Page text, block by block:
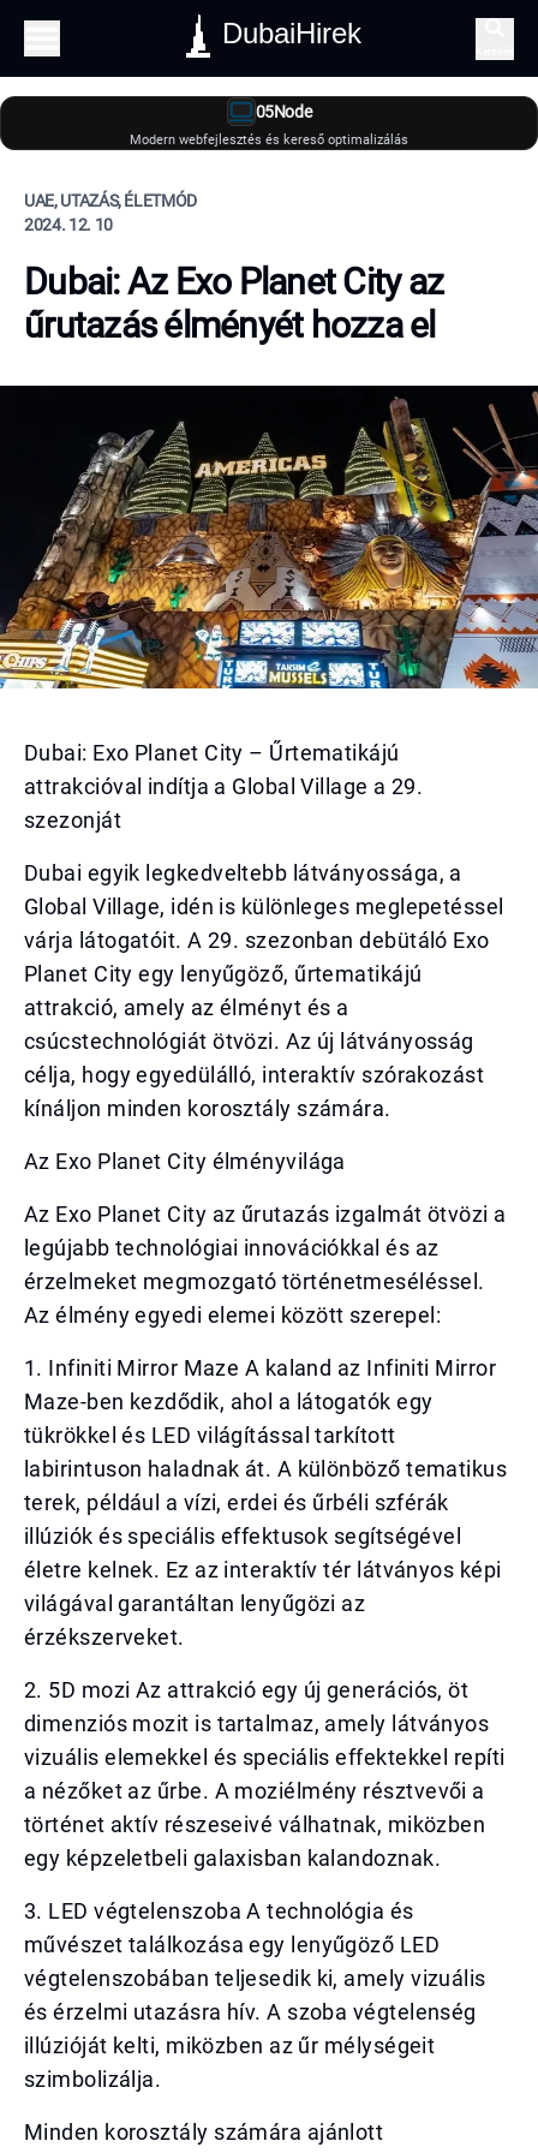
DubaiHirek
05Node
Modern webfejlesztés és kereső optimalizálás
UAE, UTAZÁS, ÉLETMÓD
2024. 12. 10
Dubai: Az Exo Planet City az
űrutazás élményét hozza el
Dubai: Exo Planet City – Űrtematikájú
attrakcióval indítja a Global Village a 29.
szezonját
Dubai egyik legkedveltebb látványossága, a
Global Village, idén is különleges meglepetéssel
várja látogatóit. A 29. szezonban debütáló Exo
Planet City egy lenyűgöző, űrtematikájú
attrakció, amely az élményt és a
csúcstechnológiát ötvözi. Az új látványosság
célja, hogy egyedülálló, interaktív szórakozást
kínáljon minden korosztály számára.
Az Exo Planet City élményvilága
Az Exo Planet City az űrutazás izgalmát ötvözi a
legújabb technológiai innovációkkal és az
érzelmeket megmozgató történetmeséléssel.
Az élmény egyedi elemei között szerepel:
1. Infiniti Mirror Maze A kaland az Infiniti Mirror
Maze-ben kezdődik, ahol a látogatók egy
tükrökkel és LED világítással tarkított
labirintuson haladnak át. A különböző tematikus
terek, például a vízi, erdei és űrbéli szférák
illúziók és speciális effektusok segítségével
életre kelnek. Ez az interaktív tér látványos képi
világával garantáltan lenyűgözi az
érzékszerveket.
2. 5D mozi Az attrakció egy új generációs, öt
dimenziós mozit is tartalmaz, amely látványos
vizuális elemekkel és speciális effektekkel repíti
a nézőket az űrbe. A moziélmény résztvevői a
történet aktív részeseivé válhatnak, miközben
egy képzeletbeli galaxisban kalandoznak.
3. LED végtelenszoba A technológia és
művészet találkozása egy lenyűgöző LED
végtelenszobában teljesedik ki, amely vizuális
és érzelmi utazásra hív. A szoba végtelenség
illúzióját kelti, miközben az űr mélységeit
szimbolizálja.
Minden korosztály számára ajánlott